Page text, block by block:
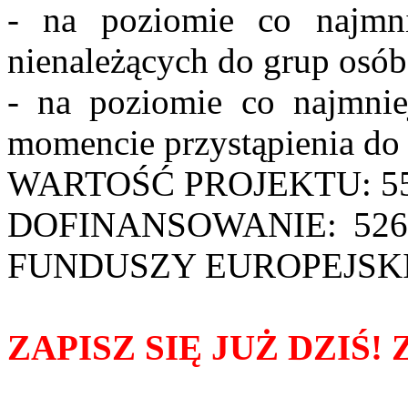
- na poziomie co
nienależących do grup
- na poziomie co
momencie przystąpienia
WARTOŚĆ PROJEKTU:
DOFINANSOWANIE:
FUNDUSZY
ZAPISZ SIĘ JUŻ DZIŚ!